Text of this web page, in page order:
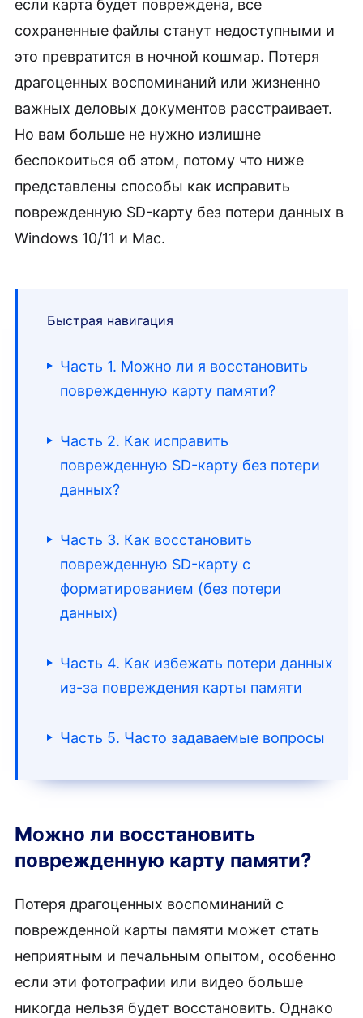
если карта будет повреждена, все
сохраненные файлы станут недоступными и
это превратится в ночной кошмар. Потеря
драгоценных воспоминаний или жизненно
важных деловых документов расстраивает.
Но вам больше не нужно излишне
беспокоиться об этом, потому что ниже
представлены способы как исправить
поврежденную SD-карту без потери данных в
Windows 10/11 и Mac.
Быстрая навигация
Часть 1. Можно ли я восстановить
поврежденную карту памяти?
Часть 2. Как исправить
поврежденную SD-карту без потери
данных?
Часть 3. Как восстановить
поврежденную SD-карту с
форматированием (без потери
данных)
Часть 4. Как избежать потери данных
из-за повреждения карты памяти
Часть 5. Часто задаваемые вопросы
Можно ли восстановить
поврежденную карту памяти?
Потеря драгоценных воспоминаний с
поврежденной карты памяти может стать
неприятным и печальным опытом, особенно
если эти фотографии или видео больше
никогда нельзя будет восстановить. Однако